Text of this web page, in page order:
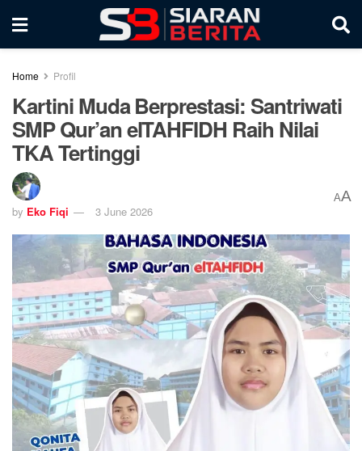
Home Profil
Kartini Muda Berprestasi: Santriwati
SMP Qur’an elTAHFIDH Raih Nilai
TKA Tertinggi
by Eko Fiqi 3 June 2026
AA